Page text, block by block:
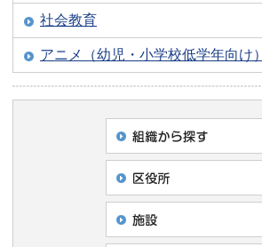
社会教育
アニメ（幼児・小学校低学年向け）